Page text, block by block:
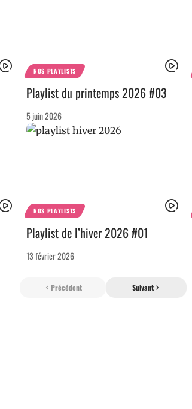
NOS PLAYLISTS
Playlist du printemps 2026 #03
5 juin 2026
NOS PLAYLISTS
Playlist de l’hiver 2026 #01
13 février 2026
Précédent Suivant